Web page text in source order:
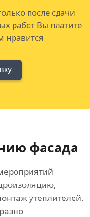
после сдачи
работ Вы платите
нравится
фасада
утеплителей.